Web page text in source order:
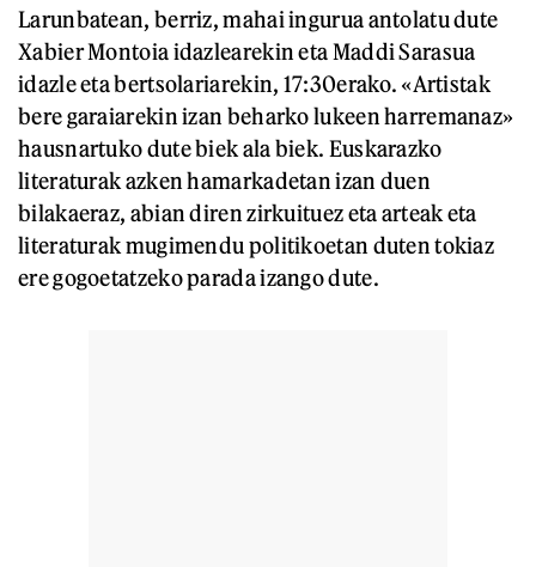
Larunbatean, berriz, mahai ingurua antolatu dute
Xabier Montoia idazlearekin eta Maddi Sarasua
idazle eta bertsolariarekin, 17:30erako. «Artistak
bere garaiarekin izan beharko lukeen harremanaz»
hausnartuko dute biek ala biek. Euskarazko
literaturak azken hamarkadetan izan duen
bilakaeraz, abian diren zirkuituez eta arteak eta
literaturak mugimendu politikoetan duten tokiaz
ere gogoetatzeko parada izango dute.